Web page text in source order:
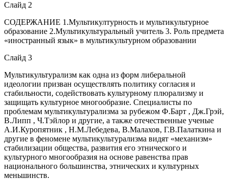
Слайд 2
СОДЕРЖАНИЕ 1.Мультикултурность и мультикультурное
образование 2.Мультикультуральный учитель 3. Роль предмета
«иностранный язык» в мультикультурном образовании
Слайд 3
Мультикультурализм как одна из форм либеральной
идеологии призван осуществлять политику согласия и
стабильности, содействовать культурному плюрализму и
защищать культурное многообразие. Специалисты по
проблемам мультикультурализма за рубежом Ф.Барт , Дж.Грэй,
В.Липп , Ч.Тэйлор и другие, а также отечественные ученые
А.И.Куропятник , Н.М.Лебедева, В.Малахов, Г.В.Палаткина и
другие в феномене мультикультурализма видят «механизм»
стабилизации общества, развития его этнического и
культурного многообразия на основе равенства прав
национального большинства, этнических и культурных
меньшинств.